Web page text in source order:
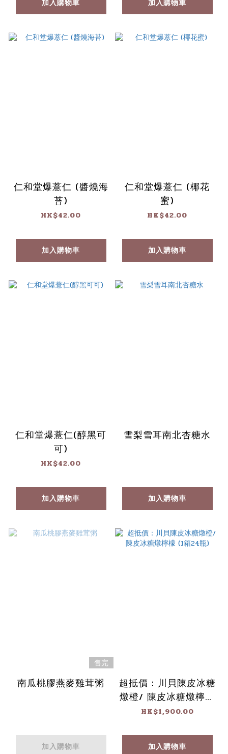
加入購物車 加入購物車
仁和堂爆薏仁 (醬燒海
苔)
HK$42.00
加入購物車
仁和堂爆薏仁 (椰花
蜜)
HK$42.00
加入購物車
仁和堂爆薏仁(醇黑可
可)
HK$42.00
加入購物車
雪梨雪耳南北杏糖水
加入購物車
售完
南瓜桃膠燕麥雞茸粥
加入購物車
超抵價：川貝陳皮冰糖
燉橙/ 陳皮冰糖燉檸檬
(1箱24瓶)
HK$1,900.00
加入購物車